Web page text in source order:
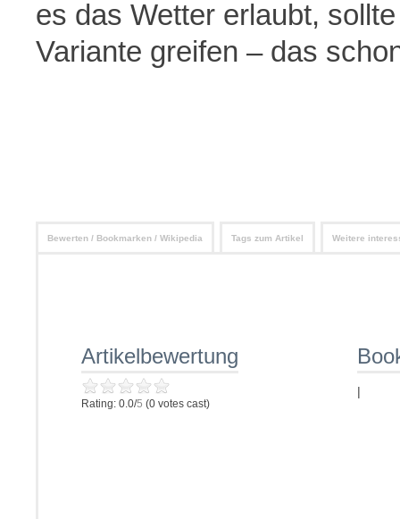
es das Wetter erlaubt,
Variante greifen – das
Bewerten / Bookmarken / Wikipedia Tags zum Artikel Weitere
Artikelbewertung
Rating: 0.0/5 (0 votes cast)
|